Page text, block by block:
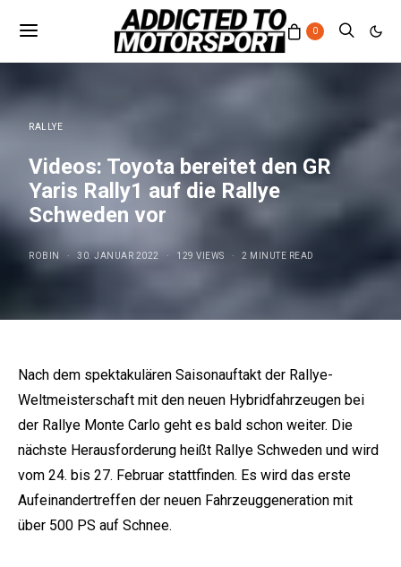
0
RALLYE
Videos: Toyota bereitet den GR
Yaris Rally1 auf die Rallye
Schweden vor
ROBIN 30. JANUAR 2022 129 VIEWS 2 MINUTE READ
Nach dem spektakulären Saisonauftakt der Rallye-
Weltmeisterschaft mit den neuen Hybridfahrzeugen bei
der Rallye Monte Carlo geht es bald schon weiter. Die
nächste Herausforderung heißt Rallye Schweden und wird
vom 24. bis 27. Februar stattfinden. Es wird das erste
Aufeinandertreffen der neuen Fahrzeuggeneration mit
über 500 PS auf Schnee.